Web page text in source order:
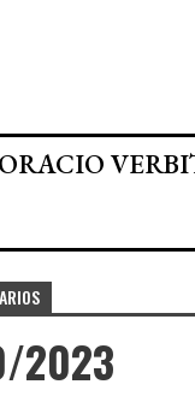
2023